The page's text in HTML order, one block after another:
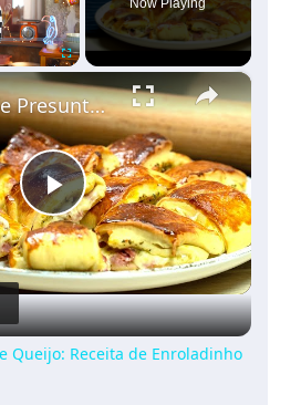
×
Play
Video
Joelho de Presunto e Queijo: Receita de Enroladinho Fofinho
Queijo: Receita de Enroladinho